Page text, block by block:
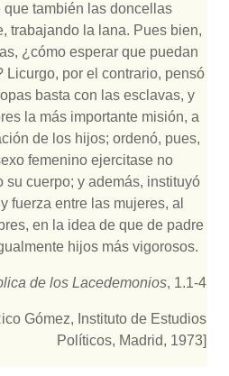
también las doncellas
trabajando la lana. Pues bien,
¿cómo esperar que puedan
Licurgo, por el contrario, pensó
basta con las esclavas, y
la más importante misión, a
de los hijos; ordenó, pues,
femenino ejercitase no
su cuerpo; y además, instituyó
fuerza entre las mujeres, al
en la idea de que de padre
hijos más vigorosos.
de los Lacedemonios, 1.1-4
Gómez, Instituto de Estudios
Políticos, Madrid, 1973]